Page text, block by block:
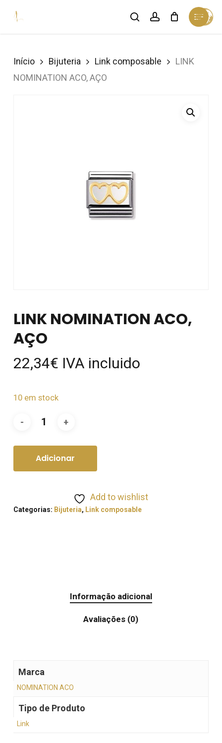
searchaccount
Menu
Close
Cart
Início Bijuteria Link composable
LINK
NOMINATION ACO, AÇO
LINK NOMINATION ACO,
AÇO
22,34€ IVA incluido
10 em stock
Adicionar
Add to wishlist
Categorias: Bijuteria, Link composable
Informação adicional
Avaliações (0)
Marca
NOMINATION ACO
Tipo de Produto
Link